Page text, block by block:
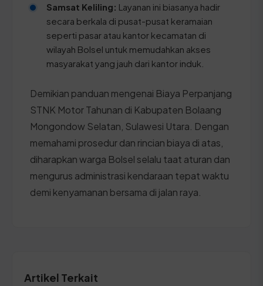
Samsat Keliling: Layanan ini biasanya hadir
secara berkala di pusat-pusat keramaian
seperti pasar atau kantor kecamatan di
wilayah Bolsel untuk memudahkan akses
masyarakat yang jauh dari kantor induk.
Demikian panduan mengenai Biaya Perpanjang
STNK Motor Tahunan di Kabupaten Bolaang
Mongondow Selatan, Sulawesi Utara. Dengan
memahami prosedur dan rincian biaya di atas,
diharapkan warga Bolsel selalu taat aturan dan
mengurus administrasi kendaraan tepat waktu
demi kenyamanan bersama di jalan raya.
Artikel Terkait